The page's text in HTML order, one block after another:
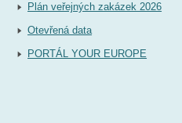
Plán veřejných zakázek 2026
Otevřená data
PORTÁL YOUR EUROPE